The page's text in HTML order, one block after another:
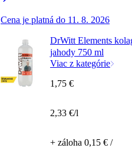
Cena je platná do 11. 8. 2026
DrWitt Elements
jahody 750 ml
Viac z kategórie
1,75 €
2,33 €/l
+ záloha 0,15 € /